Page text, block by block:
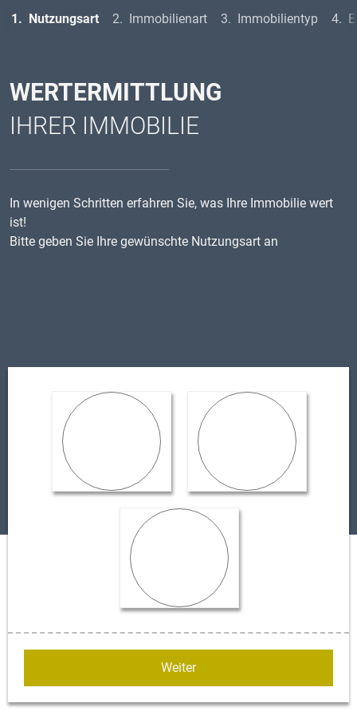
Nutzungsart Immobilienart Immobilientyp
WERTERMITTLUNG
IHRER IMMOBILIE
In wenigen Schritten erfahren Sie, was Ihre Immobilie wert
ist!
Bitte geben Sie Ihre gewünschte Nutzungsart an
Weiter